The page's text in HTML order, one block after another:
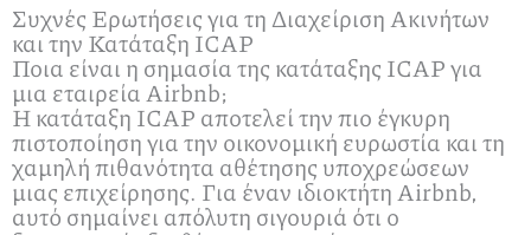
Συχνές Ερωτήσεις για τη Διαχείριση Ακινήτων
και την Κατάταξη ICAP
Ποια είναι η σημασία της κατάταξης ICAP για
μια εταιρεία Airbnb;
Η κατάταξη ICAP αποτελεί την πιο έγκυρη
πιστοποίηση για την οικονομική ευρωστία και τη
χαμηλή πιθανότητα αθέτησης υποχρεώσεων
μιας επιχείρησης. Για έναν ιδιοκτήτη Airbnb,
αυτό σημαίνει απόλυτη σιγουριά ότι ο